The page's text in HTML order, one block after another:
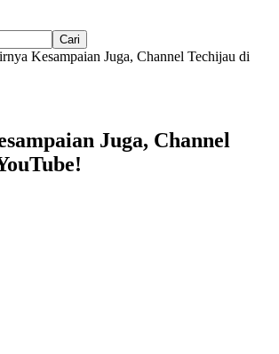
Kesampaian Juga, Channel Techijau di
Juga, Channel